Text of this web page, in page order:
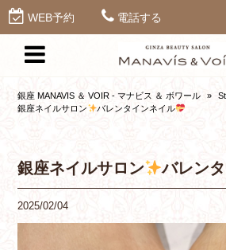
WEB予約 電話する
銀座 MANAVIS ＆ VOIR - マナビス ＆ ボワール »
銀座ネイルサロン
バレンタインネイル
銀座ネイルサロン バレン
2025/02/04